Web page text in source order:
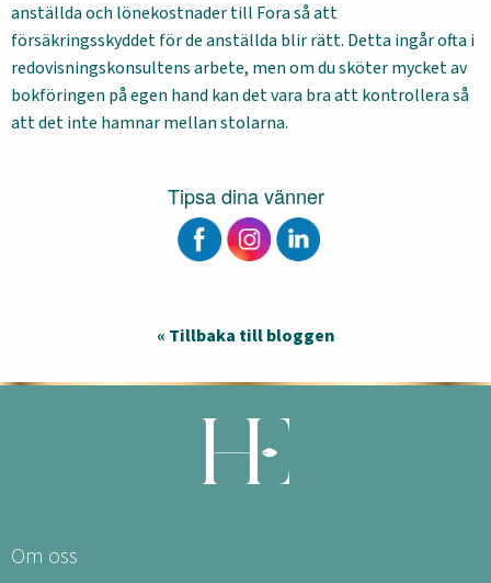
anställda och lönekostnader till Fora så att
försäkringsskyddet för de anställda blir rätt. Detta ingår ofta i
redovisningskonsultens arbete, men om du sköter mycket av
bokföringen på egen hand kan det vara bra att kontrollera så
att det inte hamnar mellan stolarna.
Tipsa dina vänner
« Tillbaka till bloggen
Om oss